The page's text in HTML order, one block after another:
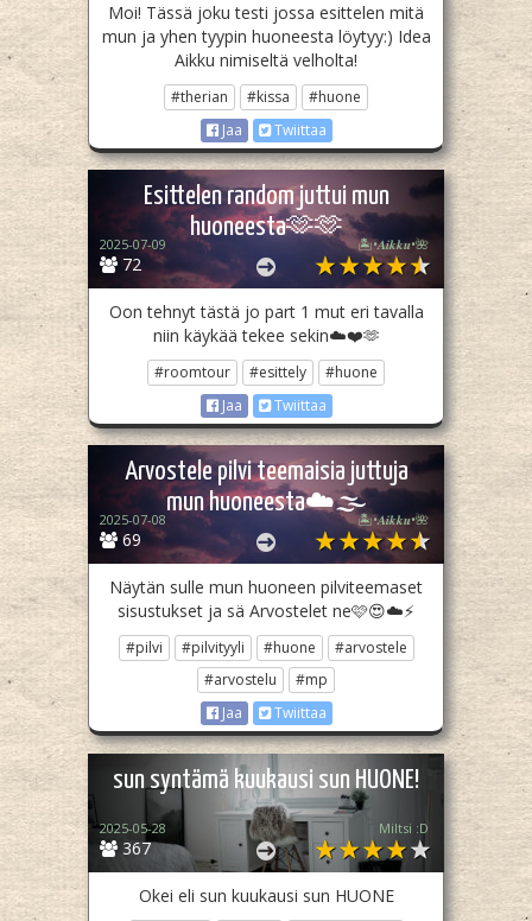
Moi! Tässä joku testi jossa esittelen mitä
mun ja yhen tyypin huoneesta löytyy:) Idea
Aikku nimiseltä velholta!
#therian #kissa
#huone
Jaa
Twiittaa
Esittelen random juttui mun
huoneesta🫶🫶
72
2025-07-09 🏝️•𝑨𝒊𝒌𝒌𝒖•🌺
Oon tehnyt tästä jo part 1 mut eri tavalla
niin käykää tekee sekin☁️❤️🫶
#roomtour #esittely
#huone
Jaa
Twiittaa
Arvostele pilvi teemaisia juttuja
mun huoneesta☁️🌫️
69
2025-07-08 🏝️•𝑨𝒊𝒌𝒌𝒖•🌺
Näytän sulle mun huoneen pilviteemaset
sisustukset ja sä Arvostelet ne🩷😍☁️⚡
#pilvi #pilvityyli #huone
#arvostele
#arvostelu
#mp
Jaa
Twiittaa
sun syntämä kuukausi sun HUONE!
367
2025-05-28 Miltsi :D
Okei eli sun kuukausi sun HUONE